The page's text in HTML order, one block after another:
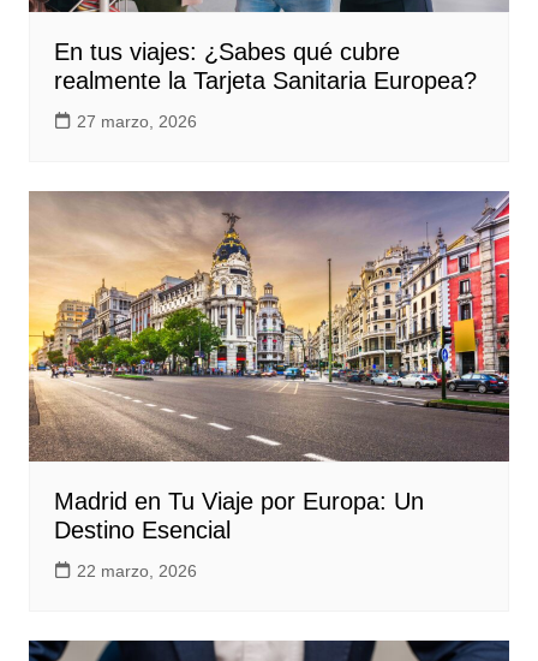
En tus viajes: ¿Sabes qué cubre
realmente la Tarjeta Sanitaria Europea?
27 marzo, 2026
Madrid en Tu Viaje por Europa: Un
Destino Esencial
22 marzo, 2026